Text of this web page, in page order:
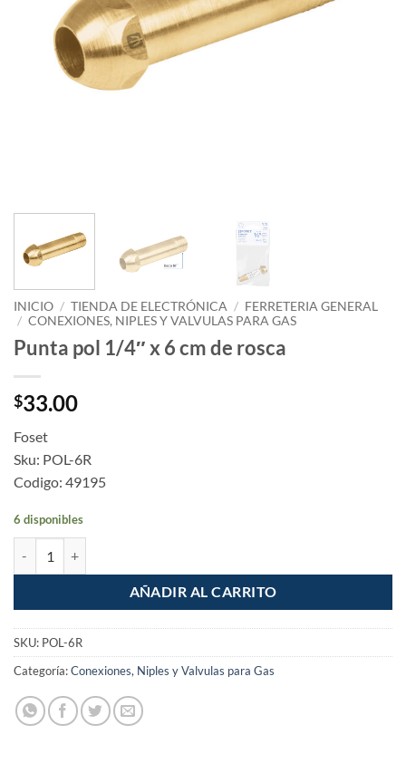
INICIO / TIENDA DE ELECTRÓNICA / FERRETERIA GENERAL
/ CONEXIONES, NIPLES Y VALVULAS PARA GAS
Punta pol 1/4″ x 6 cm de rosca
$33.00
Foset
Sku: POL-6R
Codigo: 49195
6 disponibles
AÑADIR AL CARRITO
SKU: POL-6R
Categoría:Conexiones, Niples y Valvulas para Gas